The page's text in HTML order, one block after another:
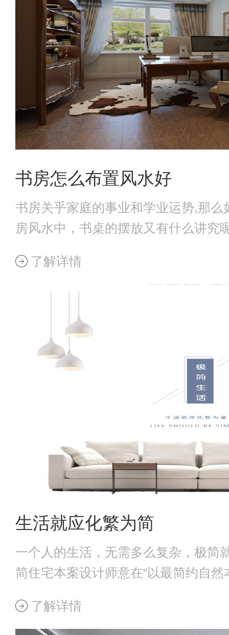
书房怎么布置风水好
书房关乎家庭的事业和学业运势,那
房风水中，书桌的摆放又有什么讲究
了解详情
生活就应化繁为简
一个人的生活，无需多么复杂，极简
简住宅本案设计师意在“以最简约自
了解详情